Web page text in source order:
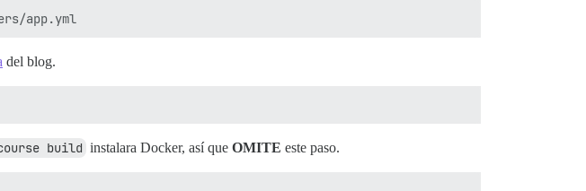
del blog.
build instalara Docker, así que OMITE este paso.